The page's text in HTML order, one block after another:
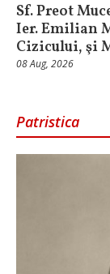
Sf. Preot
Ier. Emilian
Cizicului, şi
08 Aug, 2026
Patristica